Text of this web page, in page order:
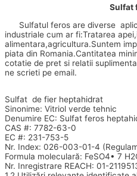
Sulfat
Sulfatul feros are diverse
industriale cum ar fi:Tratarea
alimentara,agricultura.Suntem
piata din Romania.Cantitatea
cotatie de pret si relatii
ne scrieti pe email.
Sulfat de fier heptahidrat
Sinonime: Vitriol verde tehnic
Denumire EC: Sulfat feros
CAS #: 7782-63-0
EC #: 231-753-5
Nr. Index: 026-003-01-4
Formula moleculară: FeSO4• 7
Nr. Inregistrare REACH: 01-